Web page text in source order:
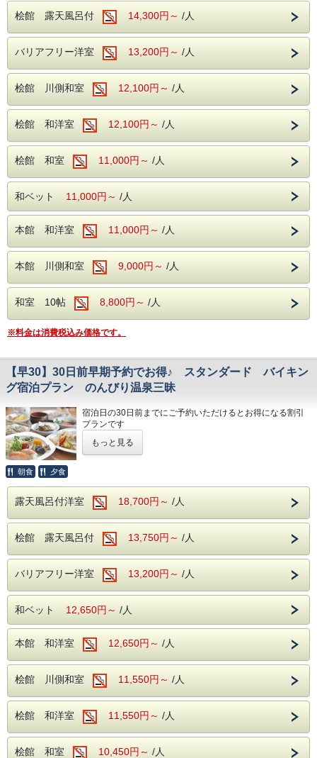
桧館 露天風呂付 14,300円～ /人
バリアフリー洋室 13,200円～ /人
桧館 川側和室 12,100円～ /人
桧館 和洋室 12,100円～ /人
桧館 和室 11,000円～ /人
和ベット 11,000円～ /人
本館 和洋室 11,000円～ /人
本館 川側和室 9,000円～ /人
和室 10帖 8,800円～ /人
※料金は消費税込み価格です。
【早30】30日前早期予約でお得♪ スタンダード バイキン
グ宿泊プラン のんびり温泉三昧
宿泊日の30日前までにご予約いただけるとお得になる割引
プランです
種類あり各地のおいしいものフェアー開催しています 1～4
月は北海道 5月は中四国 6・7月はみちのく 8・9月は九州・
もっと見る
朝食 夕食
露天風呂付洋室 18,700円～ /人
桧館 露天風呂付 13,750円～ /人
バリアフリー洋室 13,200円～ /人
和ベット 12,650円～ /人
本館 和洋室 12,650円～ /人
桧館 川側和室 11,550円～ /人
桧館 和洋室 11,550円～ /人
桧館 和室 10,450円～ /人